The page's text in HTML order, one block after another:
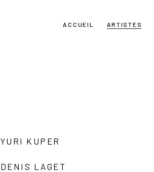
ACCUEIL ARTISTES
YURI KUPER
DENIS LAGET